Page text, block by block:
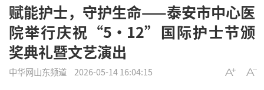
赋能护士，守护生命——泰安市中心医
院举行庆祝“5·12”国际护士节颁
奖典礼暨文艺演出
中华网山东频道 2026-05-14 16:04:15